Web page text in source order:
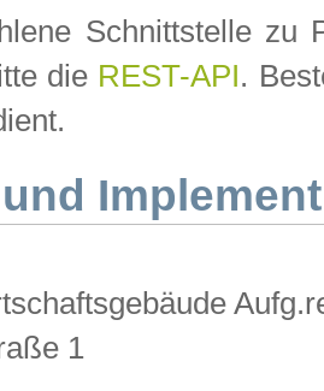
Schnittstelle zu
die REST-API.
1